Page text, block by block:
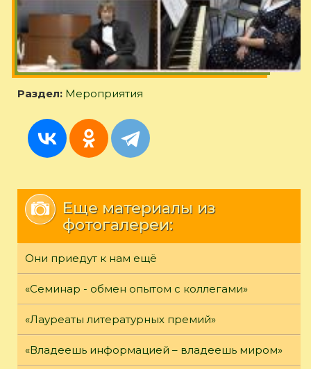
Раздел: Мероприятия
Еще материалы из
фотогалереи:
Они приедут к нам ещё
«Семинар - обмен опытом с коллегами»
«Лауреаты литературных премий»
«Владеешь информацией – владеешь миром»